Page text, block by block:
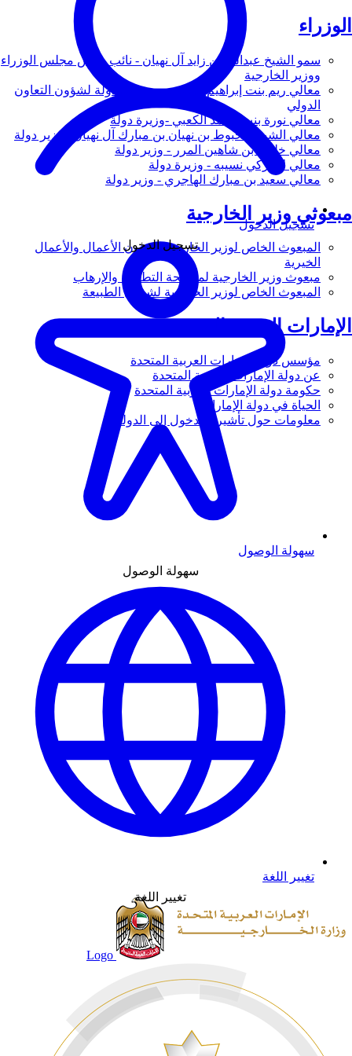
الوزراء
سمو الشيخ عبدالله بن زايد آل نهيان - نائب رئيس مجلس الوزراء
ووزير الخارجية
معالي ريم بنت إبراهيم الهاشمي - وزيرة دولة لشؤون التعاون
الدولي
معالي نورة بنت محمد الكعبي -وزيرة دولة
معالي الشيخ شخبوط بن نهيان بن مبارك آل نهيان - وزير دولة
معالي خليفة بن شاهين المرر - وزير دولة
معالي لانا زكي نسيبه - وزيرة دولة
معالي سعيد بن مبارك الهاجري - وزير دولة
مبعوثي وزير الخارجية
المبعوث الخاص لوزير الخارجية لشؤون الأعمال والأعمال
الخيرية
مبعوث وزير الخارجية لمكافحة التطرف والإرهاب
المبعوث الخاص لوزير الخارجية لشؤون الطبيعة
الإمارات العربية المتحدة
مؤسس دولة الإمارات العربية المتحدة
عن دولة الإمارات العربية المتحدة
حكومة دولة الإمارات العربية المتحدة
الحياة في دولة الإمارات
معلومات حول تأشيرة الدخول إلى الدولة
تسجيل الدخول
تسجيل الدخول
سهولة الوصول
سهولة الوصول
تغيير اللغة
تغيير اللغة
Logo